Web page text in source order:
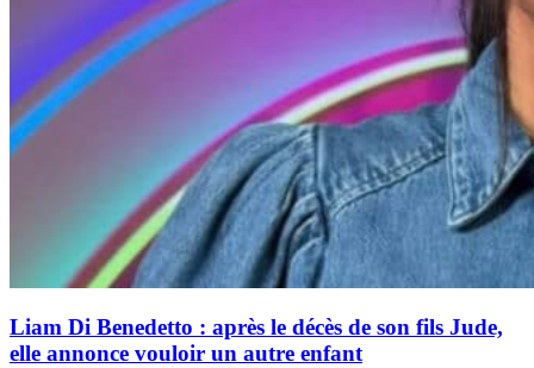
Liam Di Benedetto : après le décès de son fils Jude,
elle annonce vouloir un autre enfant